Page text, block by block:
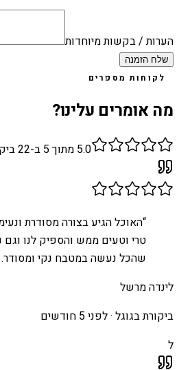
הערות / בקשות מיוחדות
שלח הזמנה
לקוחות מספרים
מה אומרים עלינו?
5.0 מתוך 5 ב- 22
“האוכל הגיע בצורה מסודרת
טרי וטעים ממש והספיק לנו
שהכל נעשה במטבח נקי
לינדה מרשל
ביקורת בגוגל ·לפני 5 חודשים
ל